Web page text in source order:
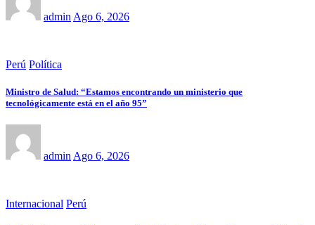
admin Ago 6, 2026
Perú Política
Ministro de Salud: “Estamos encontrando un ministerio que
tecnológicamente está en el año 95”
admin Ago 6, 2026
Internacional Perú